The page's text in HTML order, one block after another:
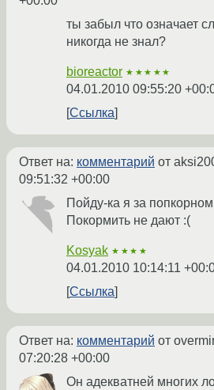
ты забыл что означает
никогда не знал?
bioreactor ★★★★★
04.01.2010 09:55:20
Ссылка
Ответ на: комментарий от
09:51:32 +00:00
Пойду-ка я за
Покормить не дают :(
Kosyak ★★★★
04.01.2010 10:14:11
Ссылка
Ответ на: комментарий от
07:20:28 +00:00
Он адекватней многих